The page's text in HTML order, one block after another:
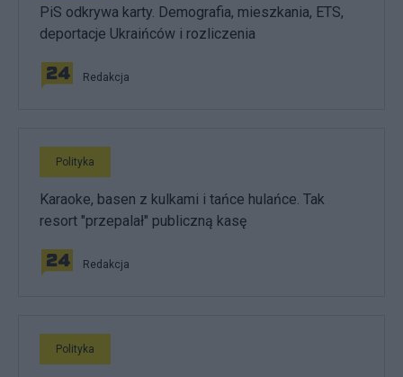
PiS odkrywa karty. Demografia, mieszkania, ETS,
deportacje Ukraińców i rozliczenia
Redakcja
Polityka
Karaoke, basen z kulkami i tańce hulańce. Tak
resort "przepalał" publiczną kasę
Redakcja
Polityka